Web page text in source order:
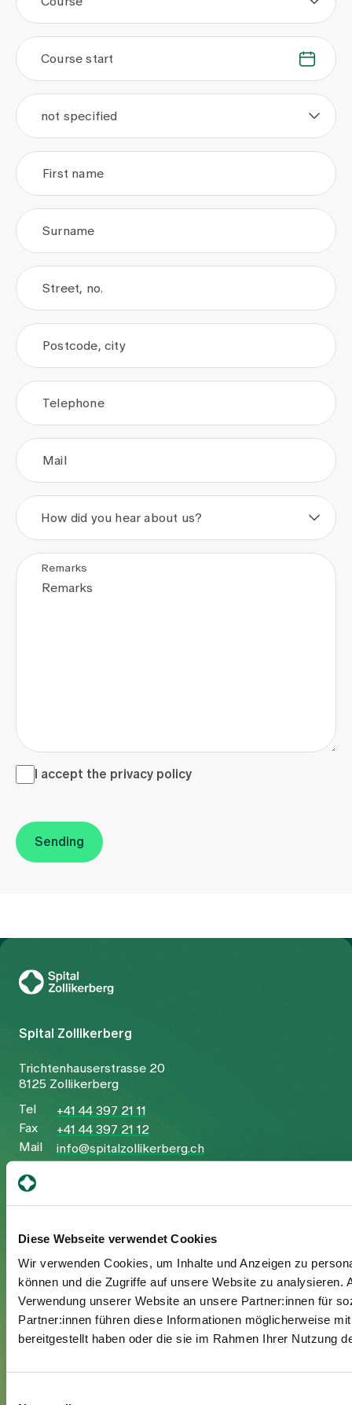
Diese Webseite verwendet Cookies
Wir verwenden Cookies, um Inhalte und Anzeigen zu
können und die Zugriffe auf unsere Website zu
Verwendung unserer Website an unsere Partner:innen für
Partner:innen führen diese Informationen möglicherweise
bereitgestellt haben oder die sie im Rahmen Ihrer Nutzung
. .
Course start
not specified
First name
Surname
Street, no.
Postcode, city
Telephone
Mail
How did you hear about us?
Remarks
I accept the <a href="/en/privacy-policy"
I accept the privacy policy
Sending
Your stay
Admission
Supplementary insured
About us
Spital Zollikerberg
Trichtenhauserstrasse 20
8125 Zollikerberg
Tel
+41 44 397 21 11
Fax
+41 44 397 21 12
Mail
info@spitalzollikerberg.ch